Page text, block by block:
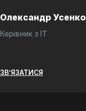
Олександр Усенко
Керівник з ІТ
ЗВ’ЯЗАТИСЯ